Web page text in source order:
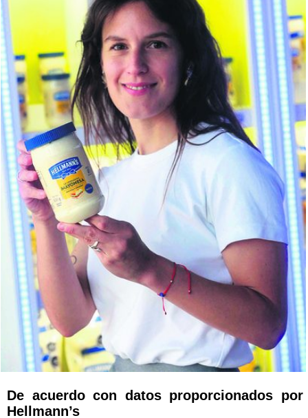
De acuerdo con datos proporcionados por
Hellmann’s